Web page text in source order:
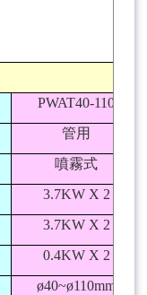
PWAT40-110
管用
噴霧式
3.7KW X 2
3.7KW X 2
0.4KW X 2
ø40~ø110mm